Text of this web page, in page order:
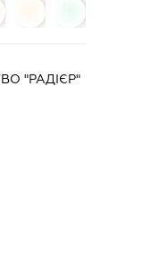
"РАДІЄР"